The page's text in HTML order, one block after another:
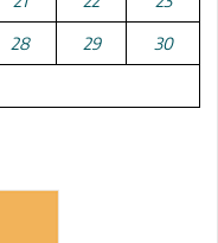
28 29 30